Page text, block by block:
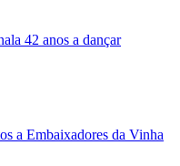
42 anos a dançar
a Embaixadores da Vinha